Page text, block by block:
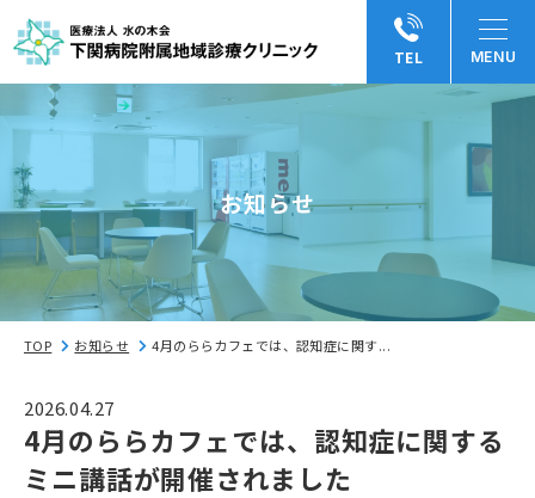
TEL
お知らせ
TOP お知らせ 4月のららカフェでは、認知症に関す...
2026.04.27
4月のららカフェでは、認知症に関する
ミニ講話が開催されました